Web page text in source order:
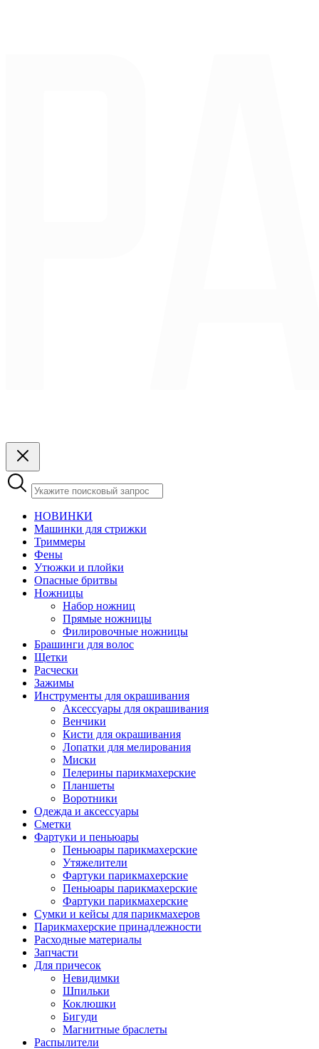
НОВИНКИ
Машинки для стрижки
Триммеры
Фены
Утюжки и плойки
Опасные бритвы
Ножницы
Набор ножниц
Прямые ножницы
Филировочные ножницы
Брашинги для волос
Щетки
Расчески
Зажимы
Инструменты для окрашивания
Аксессуары для окрашивания
Венчики
Кисти для окрашивания
Лопатки для мелирования
Миски
Пелерины парикмахерские
Планшеты
Воротники
Одежда и аксессуары
Сметки
Фартуки и пеньюары
Пеньюары парикмахерские
Утяжелители
Фартуки парикмахерские
Пеньюары парикмахерские
Фартуки парикмахерские
Сумки и кейсы для парикмахеров
Парикмахерские принадлежности
Расходные материалы
Запчасти
Для причесок
Невидимки
Шпильки
Коклюшки
Бигуди
Магнитные браслеты
Распылители